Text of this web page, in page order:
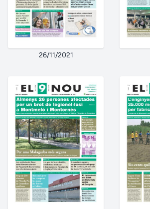
26/11/2021